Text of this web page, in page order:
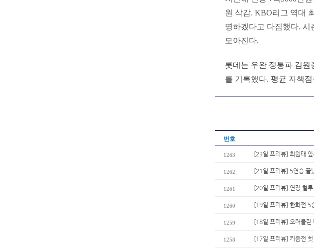
원 삭감. KBO리그 역대
명하겠다고 다짐했다. 시
모아진다.
롯데는 우완 정통파 김원
를 기록했다. 평균 자책점
번호
1263 [23일 프리뷰] 최원태
1262 [21일 프리뷰] 5연승 끝
1261 [20일 프리뷰] 연장 혈
1260 [19일 프리뷰] 한화전 5
1259 [18일 프리뷰] 오러클린
1258 [17일 프리뷰] 키움전